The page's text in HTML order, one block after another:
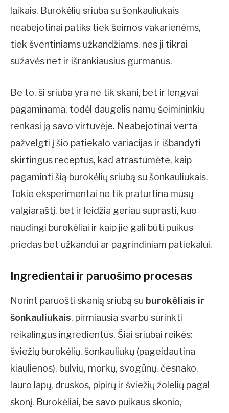
laikais. Burokėlių sriuba su šonkauliukais
neabejotinai patiks tiek šeimos vakarienėms,
tiek šventiniams užkandžiams, nes ji tikrai
sužavės net ir išrankiausius gurmanus.
Be to, ši sriuba yra ne tik skani, bet ir lengvai
pagaminama, todėl daugelis namų šeimininkių
renkasi ją savo virtuvėje. Neabejotinai verta
pažvelgti į šio patiekalo variacijas ir išbandyti
skirtingus receptus, kad atrastumėte, kaip
pagaminti šią burokėlių sriubą su šonkauliukais.
Tokie eksperimentai ne tik praturtina mūsų
valgiaraštį, bet ir leidžia geriau suprasti, kuo
naudingi burokėliai ir kaip jie gali būti puikus
priedas bet užkandui ar pagrindiniam patiekalui.
Ingredientai ir paruošimo procesas
Norint paruošti skanią sriubą su burokėliais ir
šonkauliukais, pirmiausia svarbu surinkti
reikalingus ingredientus. Šiai sriubai reikės:
šviežių burokėlių, šonkauliukų (pageidautina
kiaulienos), bulvių, morkų, svogūnų, česnako,
lauro lapų, druskos, pipirų ir šviežių žolelių pagal
skonį. Burokėliai, be savo puikaus skonio,